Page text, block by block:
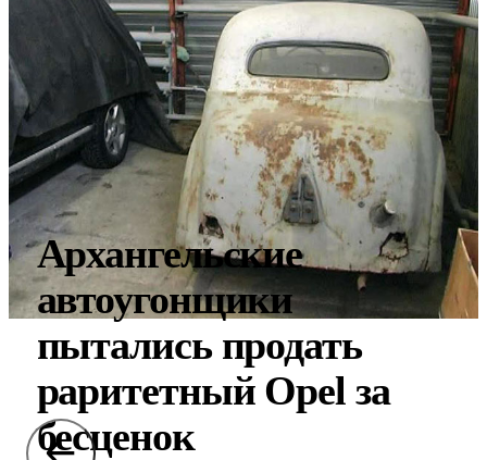
Архангельские
автоугонщики
пытались продать
раритетный Opel за
бесценок